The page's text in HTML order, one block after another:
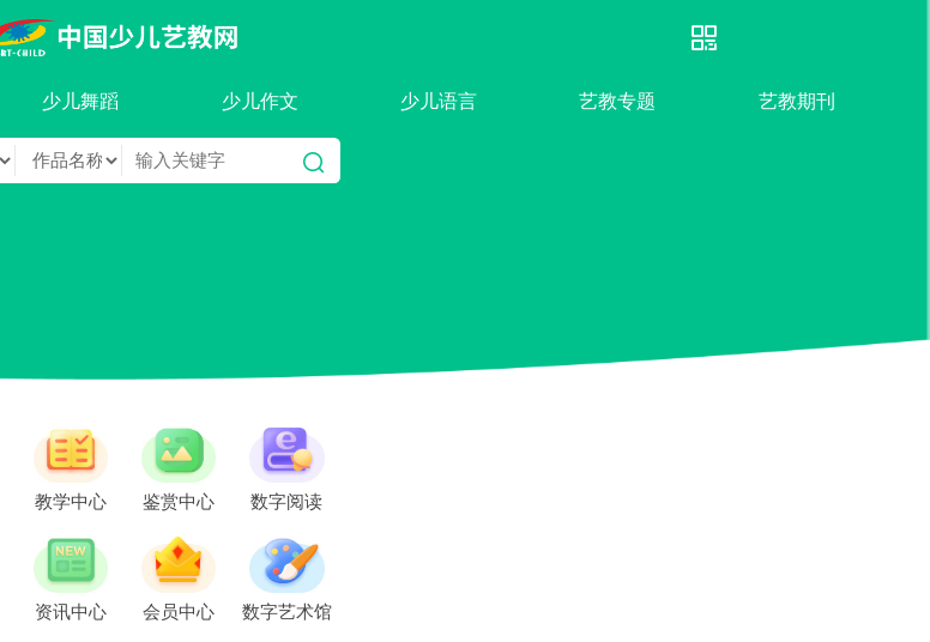
少儿舞蹈 少儿作文 少儿语言 艺教专题 艺教期刊
教学中心 鉴赏中心 数字阅读
资讯中心 会员中心 数字艺术馆